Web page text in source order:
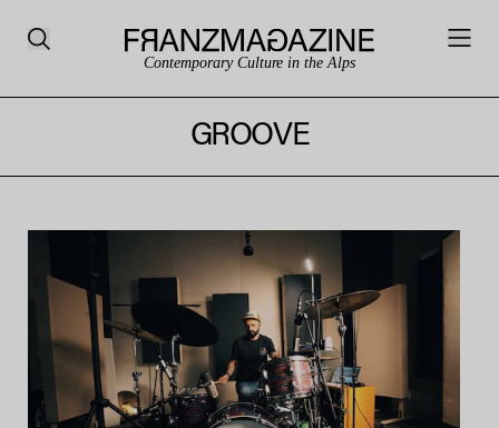
Contemporary Culture in the Alps
GROOVE